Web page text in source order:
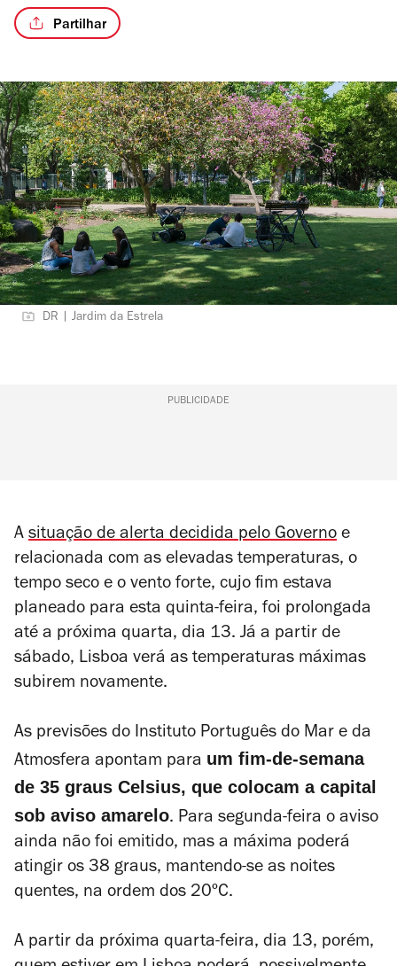
Partilhar
DR | Jardim da Estrela
PUBLICIDADE
A situação de alertadecididapelo Governo e
relacionada com as elevadas temperaturas, o
tempo seco e o vento forte, cujo fim estava
planeado para esta quinta-feira, foi prolongada
até a próxima quarta, dia 13. Já a partir de
sábado, Lisboa verá as temperaturas máximas
subirem novamente.
As previsões do Instituto Português do Mar e da
Atmosfera apontam para um fim-de-semana
de 35 graus Celsius, que colocam a capital
sob aviso amarelo. Para segunda-feira o aviso
ainda não foi emitido, mas a máxima poderá
atingir os 38 graus, mantendo-se as noites
quentes, na ordem dos 20ºC.
A partir da próxima quarta-feira, dia 13, porém,